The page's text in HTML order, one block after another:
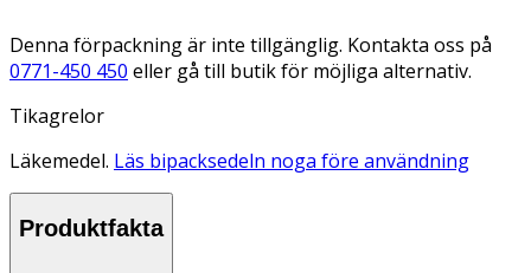
Denna förpackning är inte tillgänglig. Kontakta oss på
0771-450 450 eller gå till butik för möjliga alternativ.
Tikagrelor
Läkemedel. Läs bipacksedeln noga före användning
Produktfakta